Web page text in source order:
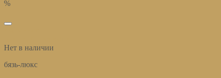
%
Нет в наличии
бязь-люкс